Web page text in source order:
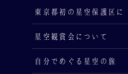
東京都初の星空保護区に
星空観賞会について
自分でめぐる星空の旅